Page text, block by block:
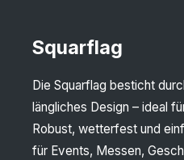
Squarflag
Die Squarflag besticht
längliches Design – ideal
Robust, wetterfest und
für Events, Messen,